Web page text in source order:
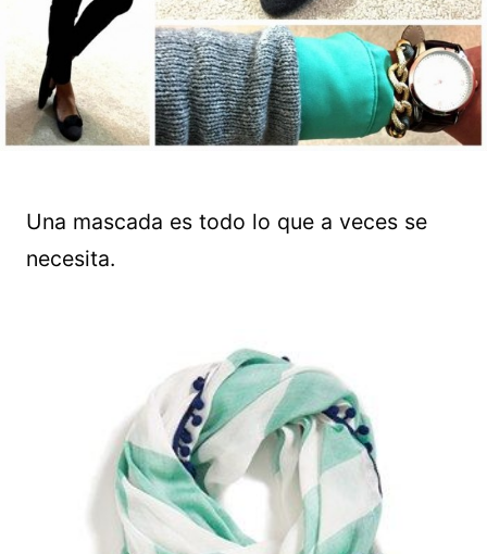
Una mascada es todo lo que a veces se
necesita.